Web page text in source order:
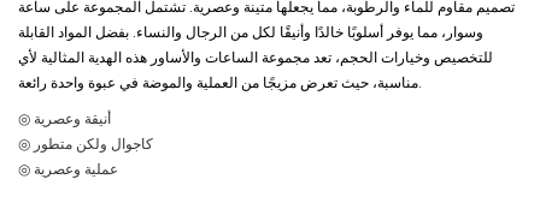
تصميم مقاوم للماء والرطوبة، مما يجعلها متينة وعصرية. تشتمل المجموعة على ساعة
وسوار، مما يوفر أسلوبًا خالدًا وأنيقًا لكل من الرجال والنساء. بفضل المواد القابلة
للتخصيص وخيارات الحجم، تعد مجموعة الساعات والأساور هذه الهدية المثالية لأي
مناسبة، حيث تعرض مزيجًا من العملية والموضة في عبوة واحدة رائعة.
◎ أنيقة وعصرية
◎ كاجوال ولكن متطور
◎ عملية وعصرية